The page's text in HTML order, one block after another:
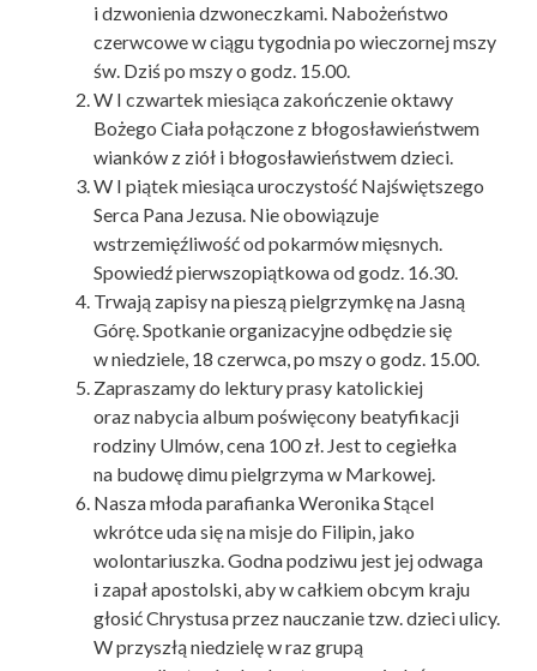
i dzwonienia dzwoneczkami. Nabożeństwo
czerwcowe w ciągu tygodnia po wieczornej mszy
św. Dziś po mszy o godz. 15.00.
W I czwartek miesiąca zakończenie oktawy
Bożego Ciała połączone z błogosławieństwem
wianków z ziół i błogosławieństwem dzieci.
W I piątek miesiąca uroczystość Najświętszego
Serca Pana Jezusa. Nie obowiązuje
wstrzemięźliwość od pokarmów mięsnych.
Spowiedź pierwszopiątkowa od godz. 16.30.
Trwają zapisy na pieszą pielgrzymkę na Jasną
Górę. Spotkanie organizacyjne odbędzie się
w niedziele, 18 czerwca, po mszy o godz. 15.00.
Zapraszamy do lektury prasy katolickiej
oraz nabycia album poświęcony beatyfikacji
rodziny Ulmów, cena 100 zł. Jest to cegiełka
na budowę dimu pielgrzyma w Markowej.
Nasza młoda parafianka Weronika Stącel
wkrótce uda się na misje do Filipin, jako
wolontariuszka. Godna podziwu jest jej odwaga
i zapał apostolski, aby w całkiem obcym kraju
głosić Chrystusa przez nauczanie tzw. dzieci ulicy.
W przyszłą niedzielę w raz grupą